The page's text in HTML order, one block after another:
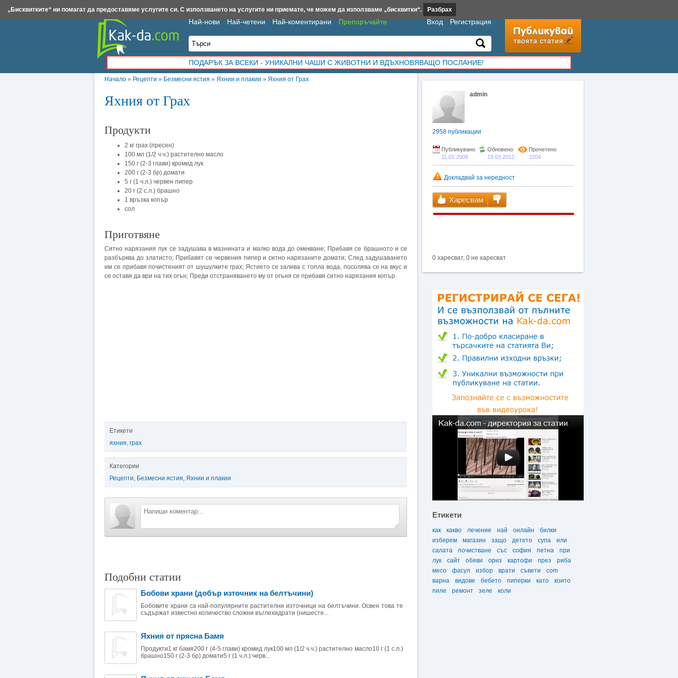
Начало » Рецепти » Безмесни ястия » Яхнии и плакии » Яхния от Грах
Яхния от Грах
Продукти
2 кг грах (пресен)
100 мл (1/2 ч.ч.) растително масло
150 г (2-3 глави) кромид лук
200 г (2-3 бр) домати
5 г (1 ч.л.) червен пипер
20 г (2 с.л.) брашно
1 връзка копър
сол
Приготвяне
Ситно нарязания лук се задушава в мазнината и малко вода до омекване; Прибавя се брашното и се
разбърква до златисто; Прибавят се червения пипер и ситно нарязаните домати; След задушаването
им се прибавя почистеният от шушулките грах; Ястието се залива с топла вода, посолява се на вкус и
се оставя да ври на тих огън; Преди отстраняването му от огъня се прибавя ситно нарязания копър.
Етикети
яхния, грах
Категории
Рецепти, Безмесни ястия, Яхнии и плакии
Подобни статии
Бобови храни (добър източник на белтъчини)
Бобовите храни са най-популярните растителни източници на белтъчини. Освен това те
съдържат известно количество сложни въглехидрати (нишесте...
Яхния от прясна Бамя
Продукти1 кг бамя200 г (4-5 глави) кромид лук100 мл (1/2 ч.ч.) растително масло10 г (1 с.л.)
брашно150 г (2-3 бр) домати5 г (1 ч.л.) черв...
admin
2958 публикации
Публикувано
11.01.2009
Обновено
19.03.2012
Прочетено
3204
Докладвай за нередност
Харесвам
0 харесват, 0 не харесват
Етикети
как какво лечение най онлайн
билки
изберем
магазин защо детето супа
или
салата
почистване със софия петна
при
лук
сайт обяви ориз картофи през
риба
месо
фасул избор врати съвети
com
варна
видове бебето пиперки като
които
пиле
ремонт зеле коли
Най-нови Най-четени Най-коментирани Препоръчайте Вход Регистрация
ПОДАРЪК ЗА ВСЕКИ - УНИКАЛНИ ЧАШИ С ЖИВОТНИ И ВДЪХНОВЯВАЩО ПОСЛАНИЕ!
Insert.bg Framar.bg Kak-da.com Iztochnik.com BauBau.bg NewAge.bg
„Бисквитките“ ни помагат да предоставяме услугите си. С използването на услугите ни приемате, че можем да използваме „бисквитки“. Разбрах